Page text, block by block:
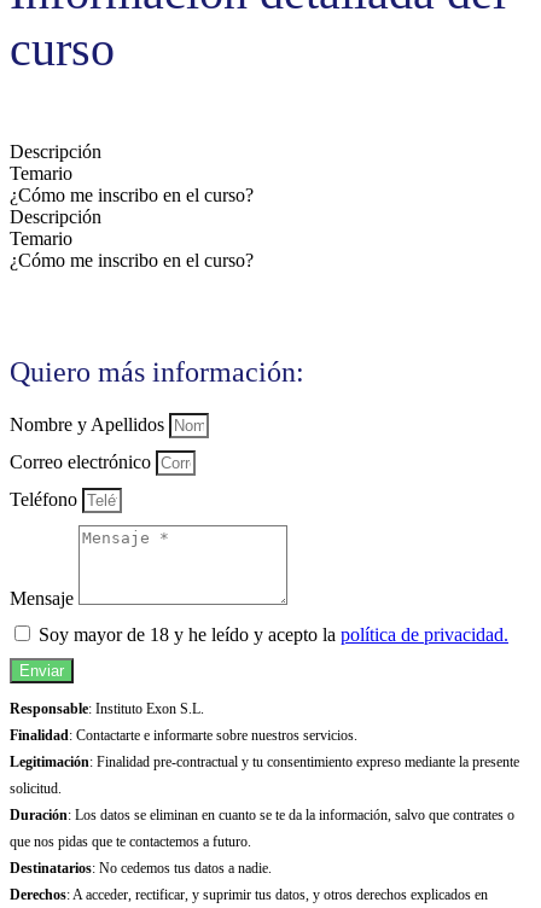
curso
Descripción
Temario
¿Cómo me inscribo en el curso?
Descripción
Temario
¿Cómo me inscribo en el curso?
Quiero más información:
Nombre y Apellidos
Correo electrónico
Teléfono
Mensaje
Soy mayor de 18 y he leído y acepto la política de privacidad.
Enviar
Responsable: Instituto Exon S.L.
Finalidad: Contactarte e informarte sobre nuestros servicios.
Legitimación: Finalidad pre-contractual y tu consentimiento expreso mediante la presente
solicitud.
Duración: Los datos se eliminan en cuanto se te da la información, salvo que contrates o
que nos pidas que te contactemos a futuro.
Destinatarios: No cedemos tus datos a nadie.
Derechos: A acceder, rectificar, y suprimir tus datos, y otros derechos explicados en